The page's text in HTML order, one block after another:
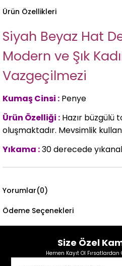
Ürün Özellikleri
Siyah Beyaz Hat
Modern ve Şık
Vazgeçilmezi
Kumaş Cinsi : Penye
Ürün Özelliği : Hazır büzgülü
oluşmaktadır. Mevsimlik
Yıkama :30 derecede
Yorumlar(0)
Ödeme Seçenekleri
Size Özel
Hemen Kayıt Ol